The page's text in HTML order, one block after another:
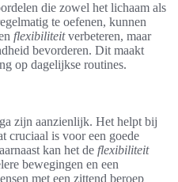
die zowel het lichaam als
te oefenen, kunnen
flexibiliteitverbeteren, maar
bevorderen. Dit maakt
op dagelijkse routines.
zijn aanzienlijk. Het helpt bij
cruciaal is voor een goede
kan het de flexibiliteit
bewegingen en een
met een zittend beroep